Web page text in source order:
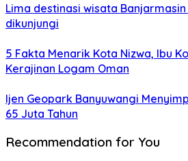
Lima destinasi wisata
dikunjungi
5 Fakta Menarik Kota Nizwa, Ibu
Kerajinan Logam Oman
Ijen Geopark Banyuwangi
65 Juta Tahun
Recommendation for You